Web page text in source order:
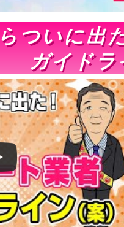
ついに出
ガイド